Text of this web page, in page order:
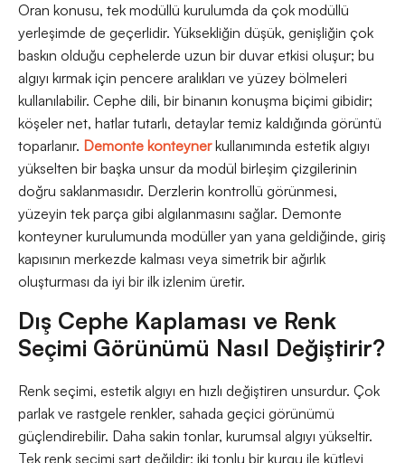
Oran konusu, tek modüllü kurulumda da çok modüllü
yerleşimde de geçerlidir. Yüksekliğin düşük, genişliğin çok
baskın olduğu cephelerde uzun bir duvar etkisi oluşur; bu
algıyı kırmak için pencere aralıkları ve yüzey bölmeleri
kullanılabilir. Cephe dili, bir binanın konuşma biçimi gibidir;
köşeler net, hatlar tutarlı, detaylar temiz kaldığında görüntü
toparlanır. Demonte konteynerkullanımında estetik algıyı
yükselten bir başka unsur da modül birleşim çizgilerinin
doğru saklanmasıdır. Derzlerin kontrollü görünmesi,
yüzeyin tek parça gibi algılanmasını sağlar. Demonte
konteyner kurulumunda modüller yan yana geldiğinde, giriş
kapısının merkezde kalması veya simetrik bir ağırlık
oluşturması da iyi bir ilk izlenim üretir.
Dış Cephe Kaplaması ve Renk
Seçimi Görünümü Nasıl Değiştirir?
Renk seçimi, estetik algıyı en hızlı değiştiren unsurdur. Çok
parlak ve rastgele renkler, sahada geçici görünümü
güçlendirebilir. Daha sakin tonlar, kurumsal algıyı yükseltir.
Tek renk seçimi şart değildir; iki tonlu bir kurgu ile kütleyi